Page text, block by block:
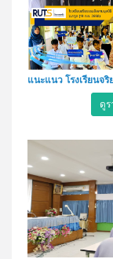
แนะแนว โรงเรียนจ
ดูร